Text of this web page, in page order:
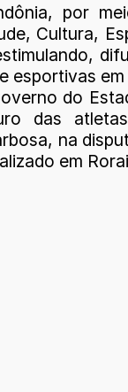
por
Cultura,
esportivas
do
das
na
em